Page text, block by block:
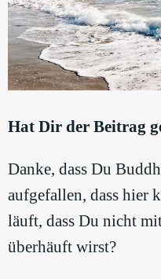
Hat Dir der Beitrag
Danke, dass Du
aufgefallen, dass hier
läuft, dass Du nicht
überhäuft wirst?